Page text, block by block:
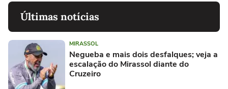
Últimas notícias
MIRASSOL
Negueba e mais dois desfalques; veja a
escalação do Mirassol diante do
Cruzeiro